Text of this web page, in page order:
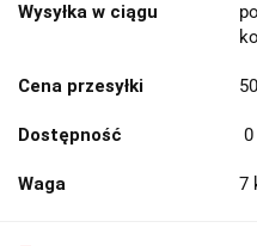
Wysyłka w ciągu
Cena przesyłki 50
Dostępność 0
Waga 7